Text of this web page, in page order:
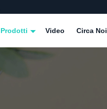
Prodotti Video Circa Noi